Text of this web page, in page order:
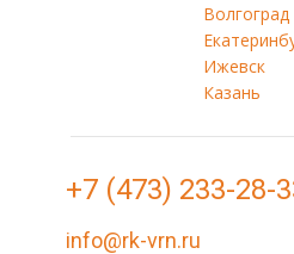
Волгоград
Ижевск
Казань
+7 (473) 233-28-
info@rk-vrn.ru